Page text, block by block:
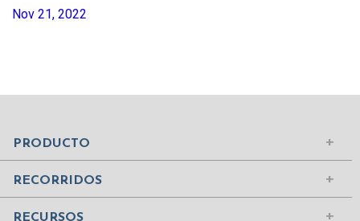
Nov 21, 2022
PRODUCTO
Iniciar sesión
Comprar suscripción
Contenidos
RECORRIDOS
Mundo Islámico
Civilizaciones de la Antigüedad
Ciudades del Mundo
Edad Media
RECURSOS
¿Quiénes somos?